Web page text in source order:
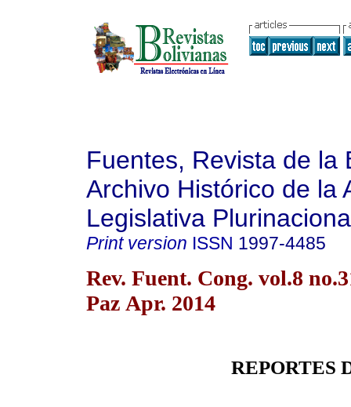
Fuentes, Revista de la
Archivo Histórico de la
Legislativa
Print version ISSN 1997-4485
Rev. Fuent. Cong. vol.8
Paz Apr. 2014
REPORTES